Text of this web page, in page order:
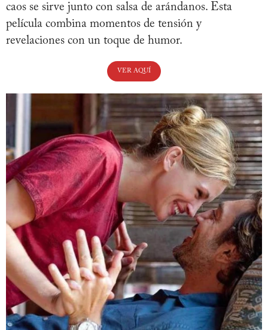
caos se sirve junto con salsa de arándanos. Esta
película combina momentos de tensión y
revelaciones con un toque de humor.
VER AQUÍ